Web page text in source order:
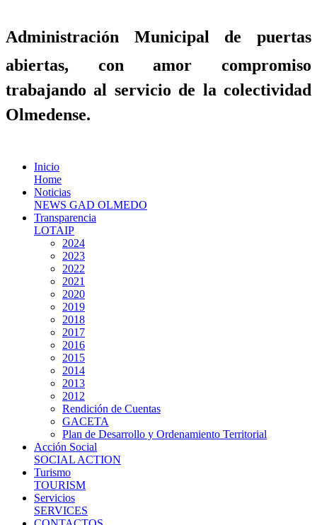
Administración Municipal de puertas
abiertas, con amor compromiso
trabajando al servicio de la colectividad
Olmedense.
Inicio
Home
Noticias
NEWS GAD OLMEDO
Transparencia
LOTAIP
2024
2023
2022
2021
2020
2019
2018
2017
2016
2015
2014
2013
2012
Rendición de Cuentas
GACETA
Plan de Desarrollo y Ordenamiento Territorial
Acción Social
SOCIAL ACTION
Turismo
TOURISM
Servicios
SERVICES